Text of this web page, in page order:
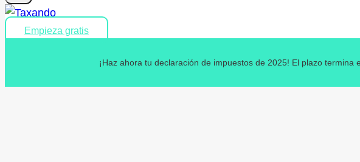
Empieza gratis
¡Haz ahora tu declaración de impuestos de 2025! El plazo